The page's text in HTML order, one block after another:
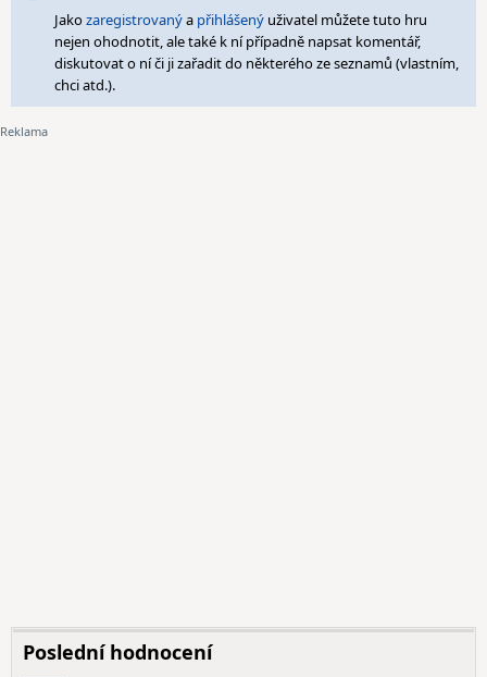
Jakozaregistrovanýa přihlášený uživatel můžete tuto hru
nejen ohodnotit, ale také k ní případně napsat komentář,
diskutovat o ní či ji zařadit do některého ze seznamů (vlastním,
chci atd.).
Poslední hodnocení